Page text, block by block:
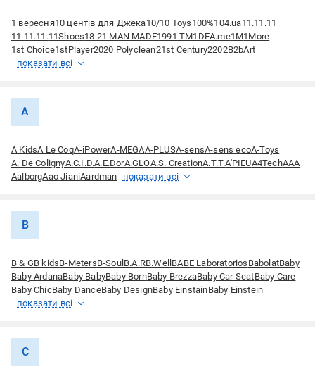
1 вересня10 центів для Джека10/10 Toys 100%104.ua11.11.11
11.11.11.11Shoes18.21 MAN MADE1991 ТМ1DEA.me1M1More
1st Choice1stPlayer2020 Polyclean21st Century2202B2bArt
показати всі
A
A KidsA Le CoqA-iPowerA-MEGAA-PLUSA-sensA-sens ecoA-Toys
A. De ColignyA.C.I.D.A.E.DorA.GLOA.S. CreationA.T.T.A'PIEUA4TechAAA
AalborgAao JianiAardman показати всі
B
B & GB kidsB-MetersB-Soul B.A.RB.Well BABE Laboratorios BabolatBaby
Baby ArdanaBaby BabyBaby BornBaby BrezzaBaby Car SeatBaby Care
Baby ChicBaby DanceBaby DesignBaby EinstainBaby Einstein
показати всі
C